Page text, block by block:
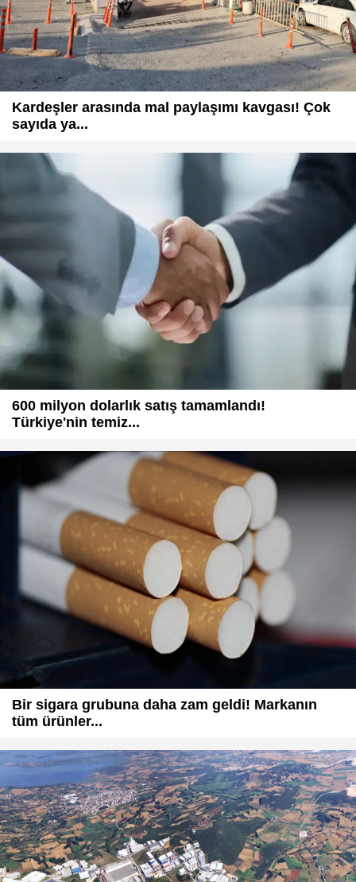
Kardeşler arasında mal paylaşımı kavgası! Çok
sayıda ya...
600 milyon dolarlık satış tamamlandı!
Türkiye'nin temiz...
Bir sigara grubuna daha zam geldi! Markanın
tüm ürünler...